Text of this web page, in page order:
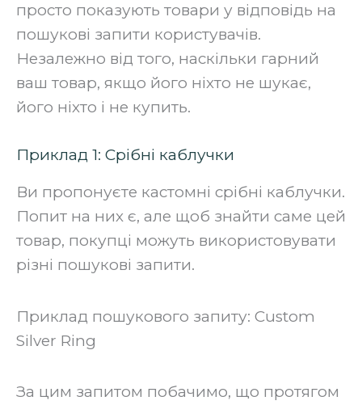
просто показують товари у відповідь на
пошукові запити користувачів.
Незалежно від того, наскільки гарний
ваш товар, якщо його ніхто не шукає,
його ніхто і не купить.
Приклад 1: Срібні каблучки
Ви пропонуєте кастомні срібні каблучки.
Попит на них є, але щоб знайти саме цей
товар, покупці можуть використовувати
різні пошукові запити.
‍Приклад пошукового запиту: Custom
Silver Ring
‍За цим запитом побачимо, що протягом